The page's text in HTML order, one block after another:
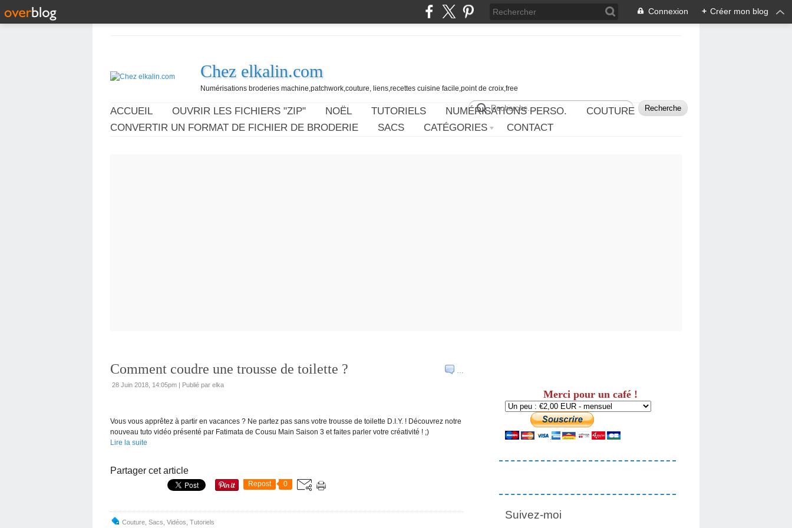
Connexion + Créer mon blog
Chez elkalin.com
Numérisations broderies machine,patchwork,couture, liens,recettes cuisine facile,point de croix,free
ACCUEIL OUVRIR LES FICHIERS "ZIP" NOËL TUTORIELS NUMÉRISATIONS PERSO.
COUTURE
CONVERTIR UN FORMAT DE FICHIER DE BRODERIE
SACS CATÉGORIES CONTACT
…
Comment coudre une trousse de toilette ?
28 Juin 2018, 14:05pm | Publié par elka
Vous vous apprêtez à partir en vacances ? Ne partez pas sans votre trousse de toilette D.I.Y. ! Découvrez notre
nouveau tuto vidéo présenté par Fatimata de Cousu Main Saison 3 et faites parler votre créativité ! ;)
Lire la suite
Partager cet article
Repost 0
Couture Sacs Vidéos Tutoriels
Merci pour un café !
Suivez-moi